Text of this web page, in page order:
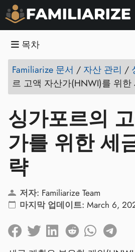
목차
Familiarize 문서 / 자산 관리 /
르 고액 자산가(HNWI)를 위한
싱가포르의
가를 위한 세
략
저자: Familiarize Team
마지막 업데이트: March 6,